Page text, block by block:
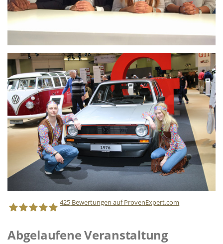
Staff Direct GmbH
425 Bewertungen auf ProvenExpert.com
Abgelaufene Veranstaltung